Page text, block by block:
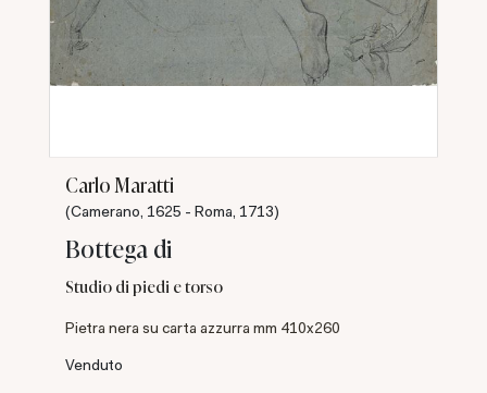
Carlo Maratti
(Camerano, 1625 - Roma, 1713)
Bottega di
Studio di piedi e torso
Pietra nera su carta azzurra mm 410x260
Venduto